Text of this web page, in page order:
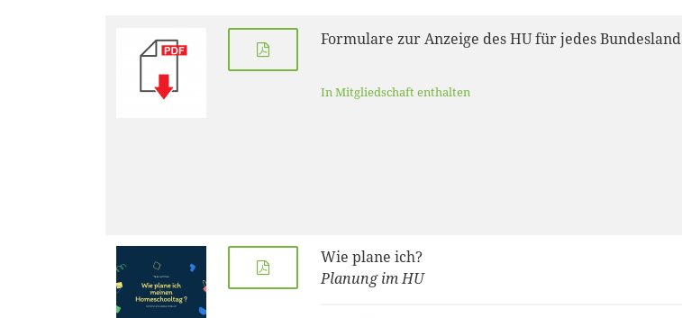
Formulare zur Anzeige des HU für jedes Bundesland
In Mitgliedschaft enthalten
Wie plane ich?
Planung im HU